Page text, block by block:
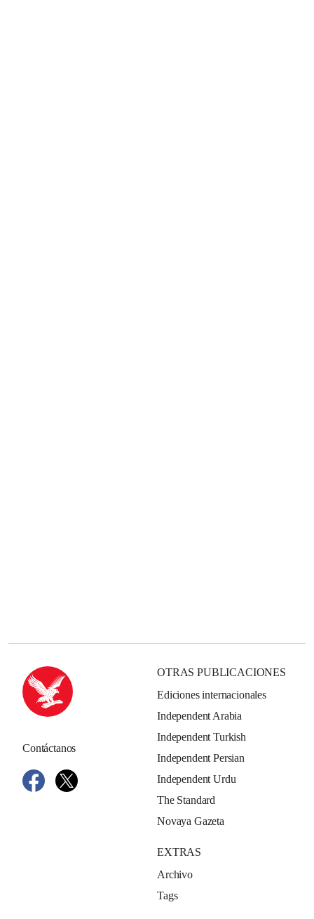
Contáctanos
OTRAS PUBLICACIONES
Ediciones internacionales
Independent Arabia
Independent Turkish
Independent Persian
Independent Urdu
The Standard
Novaya Gazeta
EXTRAS
Archivo
Tags